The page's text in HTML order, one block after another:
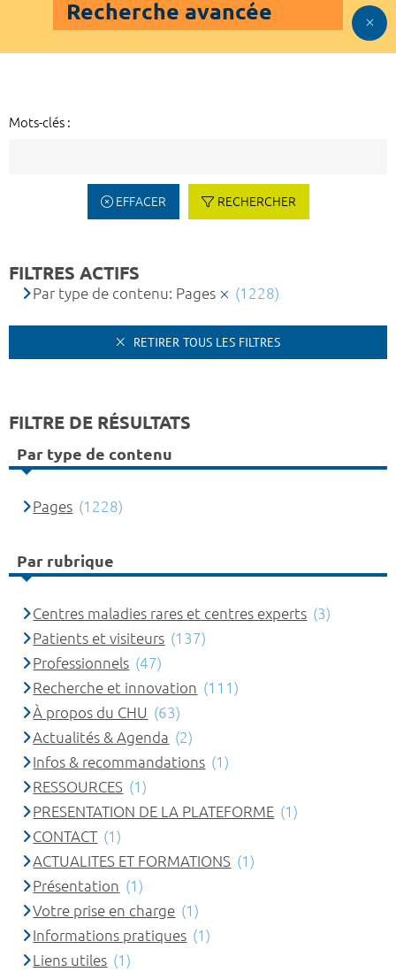
Recherche avancée
Mots-clés :
EFFACER RECHERCHER
FILTRES ACTIFS
Par type de contenu: Pages (1228)
RETIRER TOUS LES FILTRES
FILTRE DE RÉSULTATS
Par type de contenu
Pages (1228)
Par rubrique
Centres maladies rares et centres experts (3)
Patients et visiteurs (137)
Professionnels (47)
Recherche et innovation (111)
À propos du CHU (63)
Actualités & Agenda (2)
Infos & recommandations (1)
RESSOURCES (1)
PRESENTATION DE LA PLATEFORME (1)
CONTACT (1)
ACTUALITES ET FORMATIONS (1)
Présentation (1)
Votre prise en charge (1)
Informations pratiques (1)
Liens utiles (1)